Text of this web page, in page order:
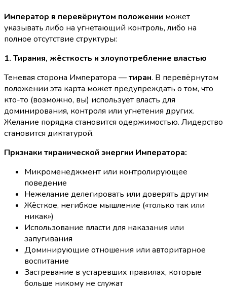
Император в перевёрнутом положении может
указывать либо на угнетающий контроль, либо на
полное отсутствие структуры:
1. Тирания, жёсткость и злоупотребление властью
Теневая сторона Императора —тиран. В перевёрнутом
положении эта карта может предупреждать о том, что
кто-то (возможно, вы) использует власть для
доминирования, контроля или угнетения других.
Желание порядка становится одержимостью. Лидерство
становится диктатурой.
Признаки тиранической энергии Императора:
Микроменеджмент или контролирующее
поведение
Нежелание делегировать или доверять другим
Жёсткое, негибкое мышление («только так или
никак»)
Использование власти для наказания или
запугивания
Доминирующие отношения или авторитарное
воспитание
Застревание в устаревших правилах, которые
больше никому не служат